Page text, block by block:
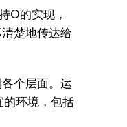
O的实现，
楚地传达给
个层面。运
的环境，包括